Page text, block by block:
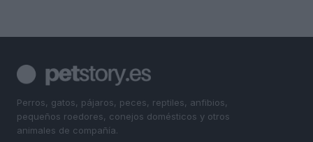
Perros, gatos, pájaros, peces, reptiles, anfibios,
pequeños roedores, conejos domésticos y otros
animales de compañía.